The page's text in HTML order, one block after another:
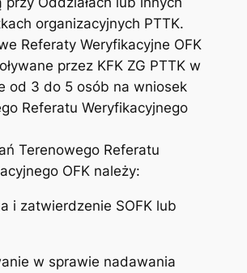
organizacyjnych PTTK.
Referaty Weryfikacyjne OFK
przez KFK ZG PTTK w
od 3 do 5 osób na wniosek
Referatu Weryfikacyjnego
Terenowego Referatu
OFK należy:
i zatwierdzenie SOFK lub
w sprawie nadawania